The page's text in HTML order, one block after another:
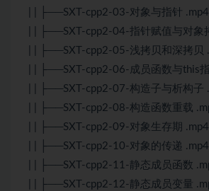
| | ├──SXT-cpp2-03-对象与指针
| | ├──SXT-cpp2-04-指针赋值与对象
| | ├──SXT-cpp2-05-浅拷贝和深拷贝
| | ├──SXT-cpp2-06-成员函数与this
| | ├──SXT-cpp2-07-构造子与析构子
| | ├──SXT-cpp2-08-构造函数重载
| | ├──SXT-cpp2-09-对象生存期
| | ├──SXT-cpp2-10-对象的传递
| | ├──SXT-cpp2-11-静态成员函数
| | ├──SXT-cpp2-12-静态成员变量